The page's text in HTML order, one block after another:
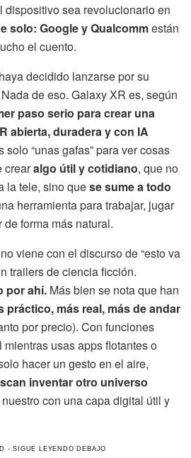
dispositivo sea revolucionario en
solo: Google y Qualcommestán
el cuento.
decidido lanzarse por su
de eso. Galaxy XR es, según
paso serio para crear una
abierta, duradera y con IA
solo “unas gafas” para ver cosas
crearalgo útil y cotidiano, que no
la tele, sino quese sume a todo
herramienta para trabajar, jugar
forma más natural.
viene con el discurso de “esto va
trailers de ciencia ficción.
por ahí. Más bien se nota que han
práctico, más real, más de andar
por precio). Con funciones
usas apps flotantes o
hacer un gesto en el aire,
inventar otro universo
con una capa digital útil y